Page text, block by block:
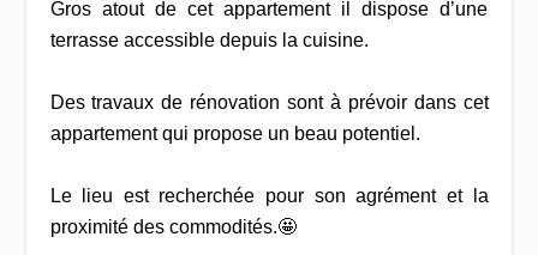
Gros atout de cet appartement il dispose d’une
terrasse accessible depuis la cuisine.
Des travaux de rénovation sont à prévoir dans cet
appartement qui propose un beau potentiel.
Le lieu est recherchée pour son agrément et la
proximité des commodités.🤩